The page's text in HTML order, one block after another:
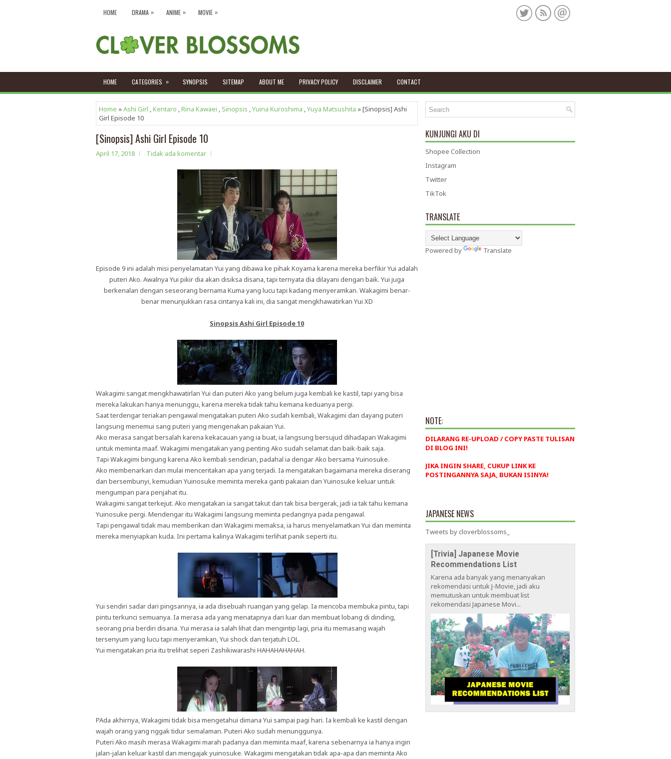
HOME DRAMA » ANIME » MOVIE »
HOME CATEGORIES » SYNOPSIS SITEMAP ABOUT ME PRIVACY POLICY DISCLAIMER CONTACT
Home »Ashi Girl ,Kentaro ,Rina Kawaei , Sinopsis ,Yuina Kuroshima ,Yuya Matsushita » [Sinopsis] Ashi
Girl Episode 10
[Sinopsis] Ashi Girl Episode 10
April 17, 2018 Tidak ada komentar
Episode 9 ini adalah misi penyelamatan Yui yang dibawa ke pihak Koyama karena mereka berfikir Yui adalah
puteri Ako. Awalnya Yui pikir dia akan disiksa disana, tapi ternyata dia dilayani dengan baik. Yui juga
berkenalan dengan seseorang bernama Kuma yang lucu tapi kadang menyeramkan. Wakagimi benar-
benar menunjukkan rasa cintanya kali ini, dia sangat mengkhawatirkan Yui XD
Sinopsis Ashi Girl Episode 10
Wakagimi sangat mengkhawatirlan Yui dan puteri Ako yang belum juga kembali ke kastil, tapi yang bisa
mereka lakukan hanya menunggu, karena mereka tidak tahu kemana keduanya pergi.
Saat terdengar teriakan pengawal mengatakan puteri Ako sudah kembali, Wakagimi dan dayang puteri
langsung menemui sang puteri yang mengenakan pakaian Yui.
Ako merasa sangat bersalah karena kekacauan yang ia buat, ia langsung bersujud dihadapan Wakagimi
untuk meminta maaf. Wakagimi mengatakan yang penting Ako sudah selamat dan baik-baik saja.
Tapi Wakagimi bingung karena Ako kembali sendirian, padahal ia dengar Ako bersama Yuinosuke.
Ako membenarkan dan mulai menceritakan apa yang terjadi. Ia mengatakan bagaimana mereka diserang
dan bersembunyi, kemudian Yuinosuke meminta mereka ganti pakaian dan Yuinosuke keluar untuk
mengumpan para penjahat itu.
Wakagimi sangat terkejut. Ako mengatakan ia sangat takut dan tak bisa bergerak, jadi ia tak tahu kemana
Yuinosuke pergi. Mendengar itu Wakagimi langsung meminta pedangnya pada pengawal.
Tapi pengawal tidak mau memberikan dan Wakagimi memaksa, ia harus menyelamatkan Yui dan meminta
mereka menyiapkan kuda. Ini pertama kalinya Wakagimi terlihat panik seperti itu.
Yui sendiri sadar dari pingsannya, ia ada disebuah ruangan yang gelap. Ia mencoba membuka pintu, tapi
pintu terkunci semuanya. Ia merasa ada yang menatapnya dari luar dan membuat lobang di dinding,
seorang pria berdiri disana. Yui merasa ia salah lihat dan mengintip lagi, pria itu memasang wajah
tersenyum yang lucu tapi menyeramkan, Yui shock dan terjatuh LOL.
Yui mengatakan pria itu trelihat seperi Zashikiwarashi HAHAHAHAHAH.
PAda akhirnya, Wakagimi tidak bisa mengetahui dimana Yui sampai pagi hari. Ia kembali ke kastil dengan
wajah orang yang nggak tidur semalaman. Puteri Ako sudah menunggunya.
Puteri Ako masih merasa Wakagimi marah padanya dan meminta maaf, karena sebenarnya ia hanya ingin
jalan-jalan keluar kastil dan mengajak yuinosuke. Wakagimi mengatakan tidak apa-apa dan meminta Ako
KUNJUNGI AKU DI
Shopee Collection
Instagram
Twitter
TikTok
TRANSLATE
Powered by Translate
NOTE:
DILARANG RE-UPLOAD / COPY PASTE TULISAN
DI BLOG INI!
JIKA INGIN SHARE, CUKUP LINK KE
POSTINGANNYA SAJA, BUKAN ISINYA!
JAPANESE NEWS
Tweets by cloverblossoms_
[Trivia] Japanese Movie
Recommendations List
Karena ada banyak yang menanyakan
rekomendasi untuk J-Movie, jadi aku
memutuskan untuk membuat list
rekomendasi Japanese Movi...